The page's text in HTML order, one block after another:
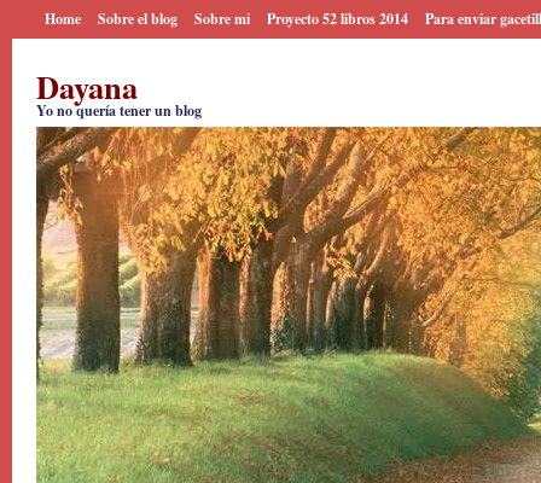
Home Sobre el blog Sobre mi Proyecto 52 libros 2014 Para enviar
Dayana
Yo no quería tener un blog